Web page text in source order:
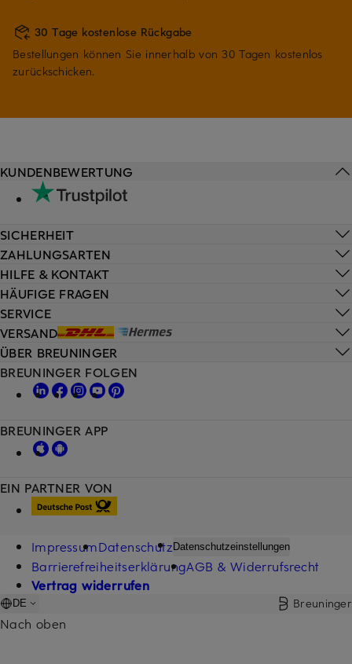
30 Tage kostenlose Rückgabe
Bestellungen können Sie innerhalb von 30 Tagen kostenlos
zurückschicken.
HILFE & KONTAKT
HÄUFIGE FRAGEN
SERVICE
VERSAND
KUNDENBEWERTUNG
SICHERHEIT
ZAHLUNGSARTEN
ÜBER BREUNINGER
EIN PARTNER VON
BREUNINGER FOLGEN
BREUNINGER APP
ImpressumDatenschutz Datenschutzeinstellungen
BarrierefreiheitserklärungAGB & Widerrufsrecht
Vertrag widerrufen
DE Breuninger
Nach oben